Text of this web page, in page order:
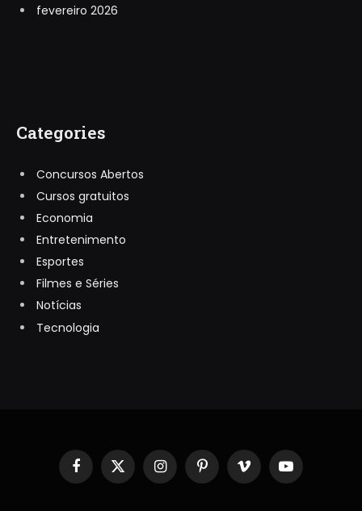
fevereiro 2026
Categories
Concursos Abertos
Cursos gratuitos
Economia
Entretenimento
Esportes
Filmes e Séries
Notícias
Tecnologia
Facebook
X
(Twitter)
InstagramPinterestVimeo YouTube